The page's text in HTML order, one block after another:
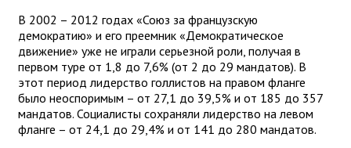
В 2002 – 2012 годах «Союз за французскую
демократию» и его преемник «Демократическое
движение» уже не играли серьезной роли, получая в
первом туре от 1,8 до 7,6% (от 2 до 29 мандатов). В
этот период лидерство голлистов на правом фланге
было неоспоримым – от 27,1 до 39,5% и от 185 до 357
мандатов. Социалисты сохраняли лидерство на левом
фланге – от 24,1 до 29,4% и от 141 до 280 мандатов.